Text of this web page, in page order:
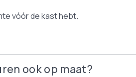
vóór de kast hebt.
ook op maat?